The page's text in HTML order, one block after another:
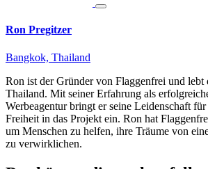
Ron Pregitzer
Bangkok, Thailand
Ron ist der Gründer von Flaggenfrei und lebt
Thailand. Mit seiner Erfahrung als
Werbeagentur bringt er seine Leidenschaft
Freiheit in das Projekt ein. Ron hat
um Menschen zu helfen, ihre Träume von
zu verwirklichen.